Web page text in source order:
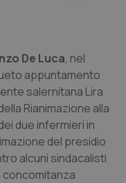
Ulcerosa
De Luca, nel
appuntamento
salernitana Lira
Rianimazione alla
due infermieri in
del presidio
alcuni sindacalisti
concomitanza